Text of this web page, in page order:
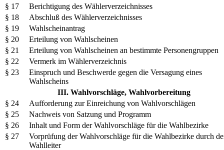
§ 17
Berichtigung des Wählerverzeichnisses
§ 18
Abschluß des Wählerverzeichnisses
§ 19
Wahlscheinantrag
§ 20
Erteilung von Wahlscheinen
§ 21
Erteilung von Wahlscheinen an bestimmte Personengruppen
§ 22
Vermerk im Wählerverzeichnis
§ 23
Einspruch und Beschwerde gegen die Versagung eines
Wahlscheins
III. Wahlvorschläge, Wahlvorbereitung
§ 24
Aufforderung zur Einreichung von Wahlvorschlägen
§ 25
Nachweis von Satzung und Programm
§ 26
Inhalt und Form der Wahlvorschläge für die Wahlbezirke
§ 27
Vorprüfung der Wahlvorschläge für die Wahlbezirke durch
Wahlleiter